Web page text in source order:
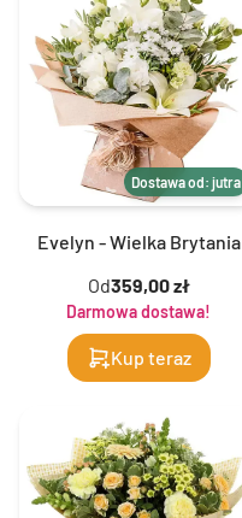
Dostawa od: jutra
Evelyn - Wielka Brytania
Od359,00 zł
Darmowa dostawa!
Kup teraz